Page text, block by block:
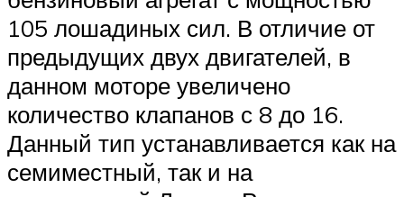
105 лошадиных сил. В отличие от
предыдущих двух двигателей, в
данном моторе увеличено
количество клапанов с 8 до 16.
Данный тип устанавливается как на
семиместный, так и на